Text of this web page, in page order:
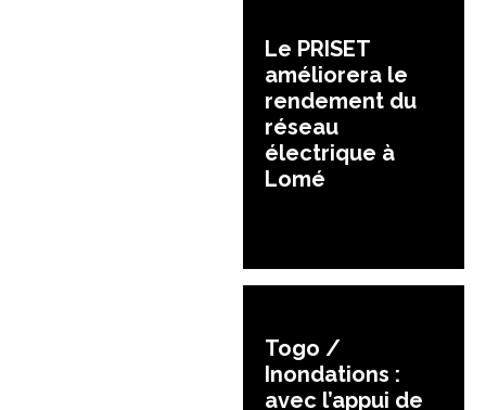
Le PRISET
améliorera le
rendement du
réseau
électrique à
Lomé
Togo /
Inondations :
avec l’appui de